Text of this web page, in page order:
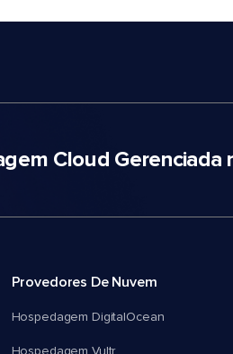
Cloud Gerenciada
Provedores De Nuvem
Hospedagem DigitalOcean